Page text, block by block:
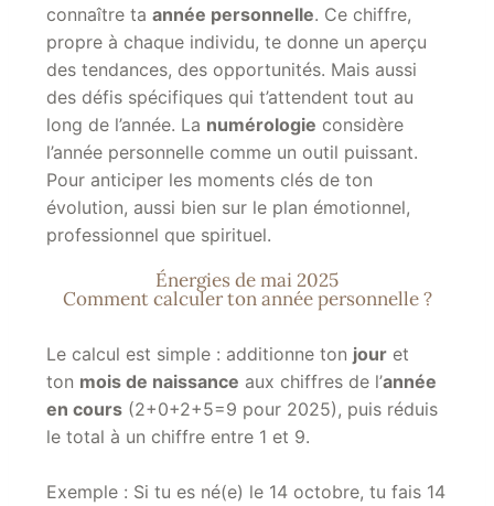
connaître ta année personnelle. Ce chiffre,
propre à chaque individu, te donne un aperçu
des tendances, des opportunités. Mais aussi
des défis spécifiques qui t’attendent tout au
long de l’année. La numérologie considère
l’année personnelle comme un outil puissant.
Pour anticiper les moments clés de ton
évolution, aussi bien sur le plan émotionnel,
professionnel que spirituel.
Énergies de mai 2025
Comment calculer ton année personnelle ?
Le calcul est simple : additionne ton jour et
ton mois de naissance aux chiffres de l’année
en cours (2+0+2+5=9 pour 2025), puis réduis
le total à un chiffre entre 1 et 9.
Exemple : Si tu es né(e) le 14 octobre, tu fais 14